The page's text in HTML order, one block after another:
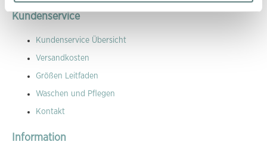
Produkten.
Kundenservice
Kundenservice Übersicht
Versandkosten
Größen Leitfaden
Waschen und Pflegen
Kontakt
Information